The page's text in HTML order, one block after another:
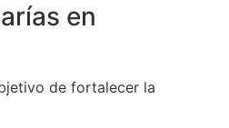
en
de fortalecer la